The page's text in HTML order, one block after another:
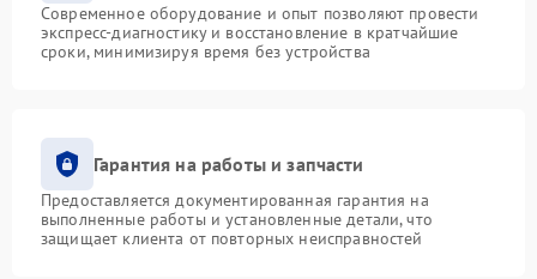
Современное оборудование и опыт позволяют провести
экспресс-диагностику и восстановление в кратчайшие
сроки, минимизируя время без устройства
Гарантия на работы и запчасти
Предоставляется документированная гарантия на
выполненные работы и установленные детали, что
защищает клиента от повторных неисправностей